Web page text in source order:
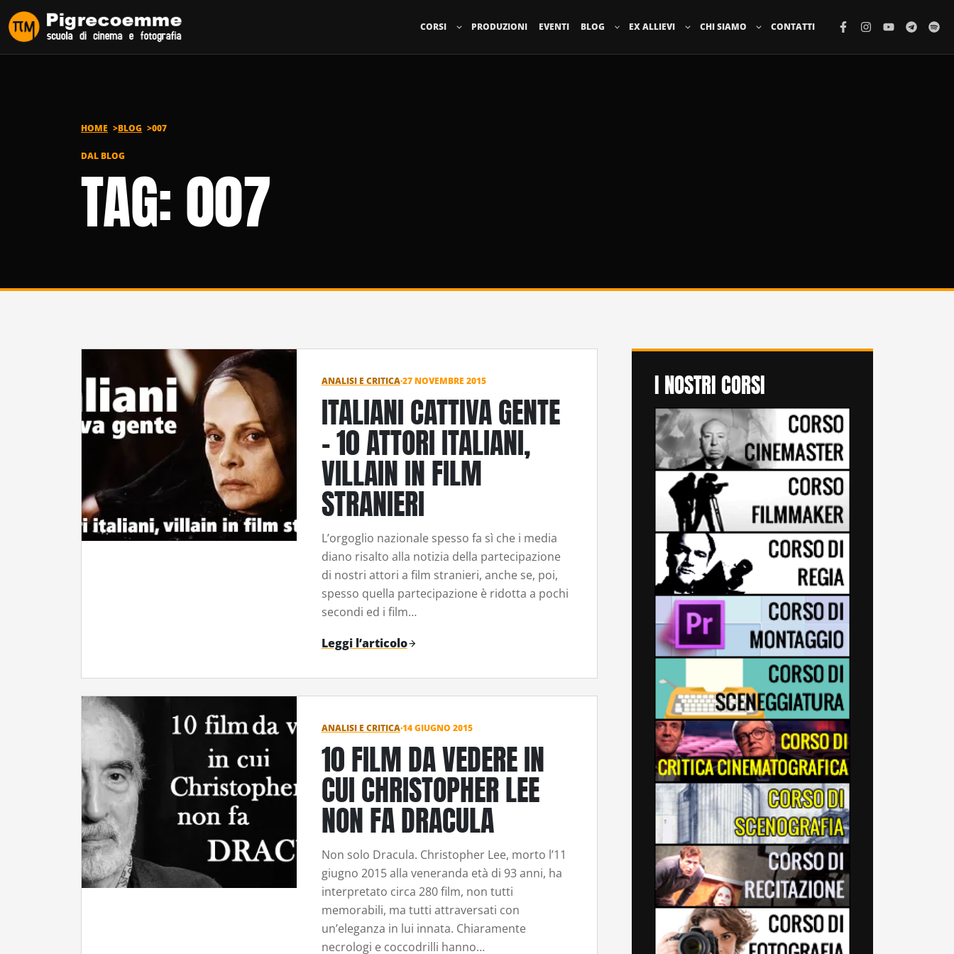
Vai al contenuto
CORSI PRODUZIONI EVENTI BLOG EX ALLIEVI CHI SIAMO CONTATTI
HOME BLOG 007
DAL BLOG
TAG: 007
ANALISI E CRITICA·27 NOVEMBRE 2015
ITALIANI CATTIVA GENTE
– 10 ATTORI ITALIANI,
VILLAIN IN FILM
STRANIERI
L’orgoglio nazionale spesso fa sì che i media
diano risalto alla notizia della partecipazione
di nostri attori a film stranieri, anche se, poi,
spesso quella partecipazione è ridotta a pochi
secondi ed i film…
Leggi l’articolo
ANALISI E CRITICA·14 GIUGNO 2015
10 FILM DA VEDERE IN
CUI CHRISTOPHER LEE
NON FA DRACULA
Non solo Dracula. Christopher Lee, morto l’11
giugno 2015 alla veneranda età di 93 anni, ha
interpretato circa 280 film, non tutti
memorabili, ma tutti attraversati con
un’eleganza in lui innata. Chiaramente
necrologi e coccodrilli hanno…
I NOSTRI CORSI